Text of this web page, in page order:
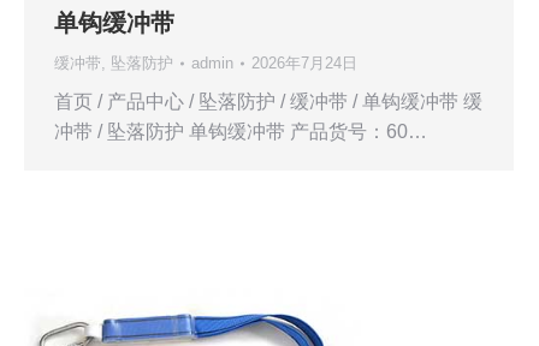
单钩缓冲带
缓冲带, 坠落防护 admin 2026年7月24日
首页 / 产品中心 / 坠落防护 / 缓冲带 / 单钩缓冲带 缓
冲带 / 坠落防护 单钩缓冲带 产品货号：60…